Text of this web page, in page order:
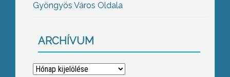
Gyöngyös Város Oldala
ARCHÍVUM
Archívum